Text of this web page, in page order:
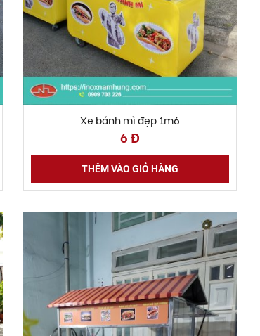
Xe bánh mì đẹp 1m6
6 Đ
THÊM VÀO GIỎ HÀNG